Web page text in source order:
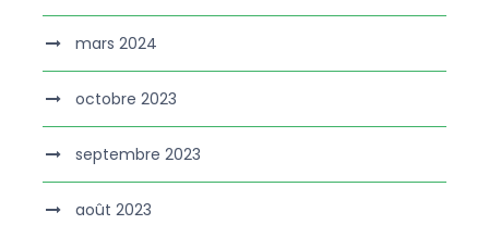
mars 2024
octobre 2023
septembre 2023
août 2023